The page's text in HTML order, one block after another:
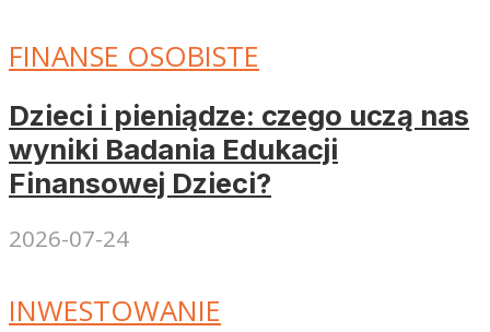
FINANSE OSOBISTE
Dzieci i pieniądze: czego uczą nas
wyniki Badania Edukacji
Finansowej Dzieci?
2026-07-24
INWESTOWANIE